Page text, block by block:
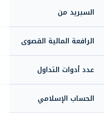
السبريد من
الرافعة المالية القصوى
عدد أدوات التداول
الحساب الإسلامي